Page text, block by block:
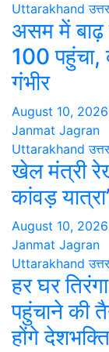
Uttarakhand
असम में बाढ़
100 पहुंचा,
गंभीर
August 10, 2026
Janmat Jagran
Uttarakhand
खेल मंत्री
कांवड़ यात्रा’
August 10, 2026
Janmat Jagran
Uttarakhand
हर घर
पहुंचाने की
होंगे